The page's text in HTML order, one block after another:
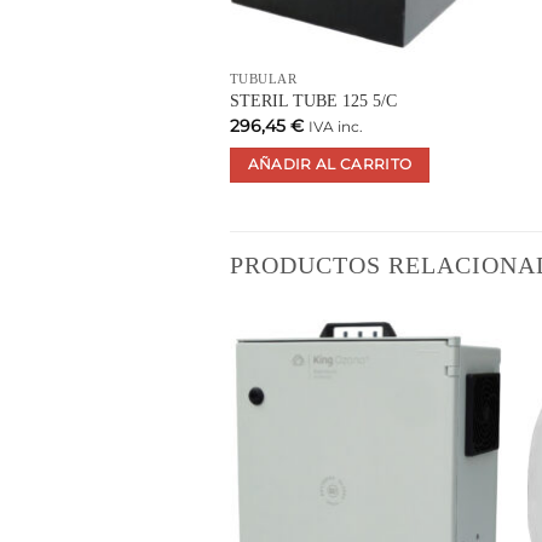
TUBULAR
STERIL TUBE 125 5/C
296,45 € IVA inc.
AÑADIR AL CARRITO
PRODUCTOS